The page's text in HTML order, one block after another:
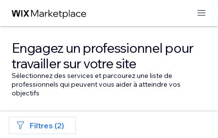
Engagez un professionnel pour
travailler sur votre site
Sélectionnez des services et parcourez une liste de
professionnels qui peuvent vous aider à atteindre vos
objectifs
Filtres (2)